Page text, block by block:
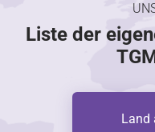
Liste der
Land